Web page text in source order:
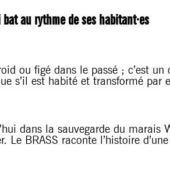
au rythme de ses habitant·es
ou figé dans le passé ; c’est
s’il est habité et transformé par
dans la sauvegarde du
Le BRASS raconte l’histoire